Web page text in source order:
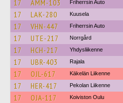
17 AMM-103 Friherrsin Auto
17 LAK-280 Kuusela
17 VHN-447 Friherrsin Auto
17 UTE-217 Norrgård
17 HCH-217 Yhdysliikenne
17 UBR-403 Rajala
17 OJL-617 Käkelän Liikenne
17 HER-417 Pekolan Liikenne
17 OJA-117 Koiviston Oulu